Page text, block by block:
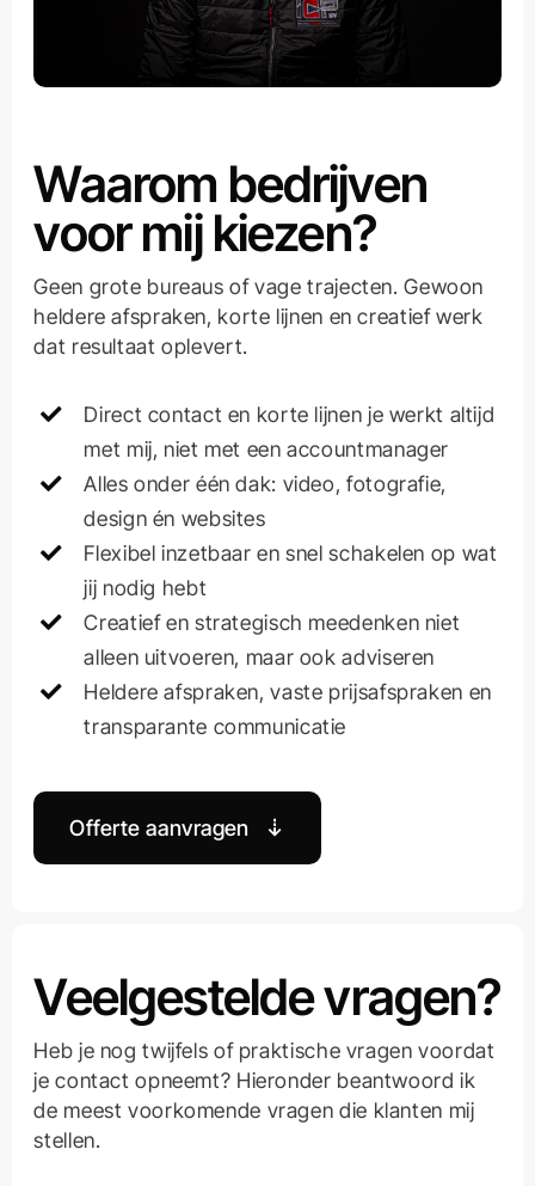
Waarom bedrijven
voor mij kiezen?
Geen grote bureaus of vage trajecten. Gewoon
heldere afspraken, korte lijnen en creatief werk
dat resultaat oplevert.
Direct contact en korte lijnen je werkt altijd
met mij, niet met een accountmanager
Alles onder één dak: video, fotografie,
design én websites
Flexibel inzetbaar en snel schakelen op wat
jij nodig hebt
Creatief en strategisch meedenken niet
alleen uitvoeren, maar ook adviseren
Heldere afspraken, vaste prijsafspraken en
transparante communicatie
Offerte aanvragen
Veelgestelde vragen?
Heb je nog twijfels of praktische vragen voordat
je contact opneemt? Hieronder beantwoord ik
de meest voorkomende vragen die klanten mij
stellen.